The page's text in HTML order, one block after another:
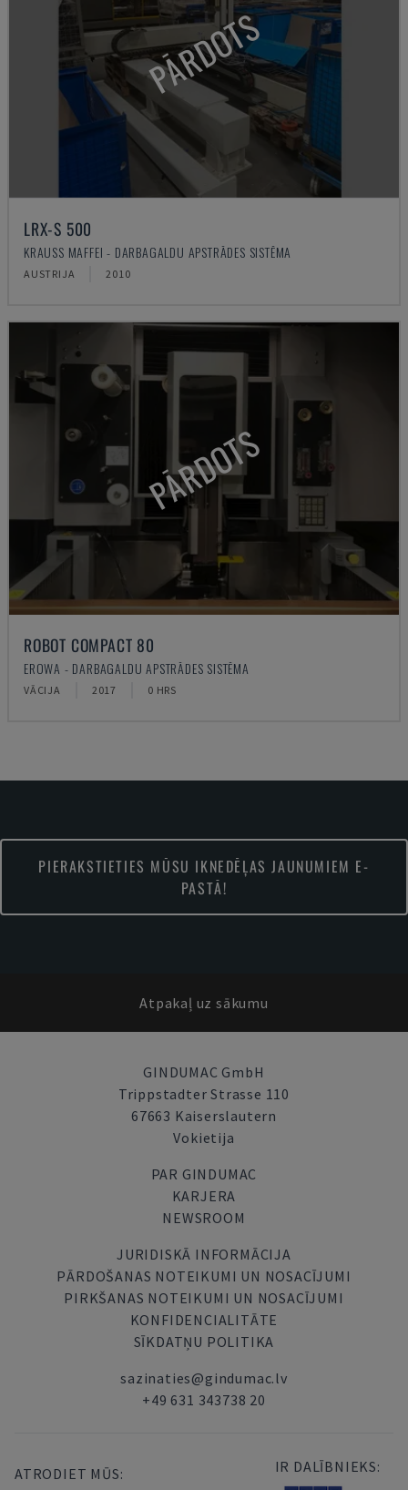
PĀRDOTS
LRX-S 500
KRAUSS MAFFEI - DARBAGALDU APSTRĀDES SISTĒMA
AUSTRIJA 2010
PĀRDOTS
ROBOT COMPACT 80
EROWA - DARBAGALDU APSTRĀDES SISTĒMA
VĀCIJA 2017 0 HRS
PIERAKSTIETIES MŪSU IKNEDĒĻAS JAUNUMIEM E-
PASTĀ!
Atpakaļ uz sākumu
GINDUMAC GmbH
Trippstadter Strasse 110
67663 Kaiserslautern
Vokietija
PAR GINDUMAC
KARJERA
NEWSROOM
JURIDISKĀ INFORMĀCIJA
PĀRDOŠANAS NOTEIKUMI UN NOSACĪJUMI
PIRKŠANAS NOTEIKUMI UN NOSACĪJUMI
KONFIDENCIALITĀTE
SĪKDATŅU POLITIKA
sazinaties@gindumac.lv
+49 631 343738 20
ATRODIET MŪS: IR DALĪBNIEKS: